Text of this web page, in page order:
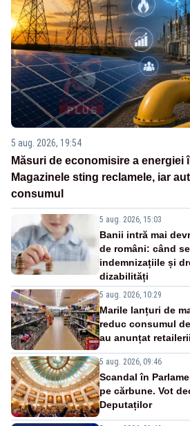
5 aug. 2026, 19:54
Măsuri de economisire a energiei
Magazinele sting reclamele, iar
consumul
5 aug. 2026, 15:03
Banii intră mai
de români: când
indemnizațiile și
dizabilități
5 aug. 2026, 10:29
Marile lanțuri de
reduc consumul
au anunțat retailerii
5 aug. 2026, 09:46
Scandal în
pe cărbune. Vot
Deputaților